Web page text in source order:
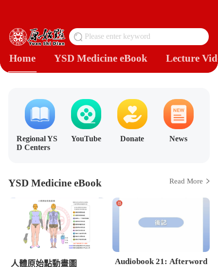
Please enter keyword
Home YSD Medicine eBook Lecture
Regional YS
D Centers
YouTube Donate News
YSD Medicine eBook Read More
人體原始點動畫圖
Audiobook 21: Afterword